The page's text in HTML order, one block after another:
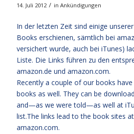
14. Juli 2012 / in Ankündigungen
In der letzten Zeit sind einige
Books erschienen, sämtlich bei
versichert wurde, auch bei iTunes)
Liste. Die Links führen zu den
amazon.de und amazon.com.
Recently a couple of our books
books as well. They can be
and—as we were told—as well at
list.The links lead to the book sites
amazon.com.